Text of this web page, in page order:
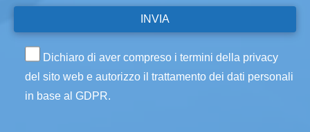
Dichiaro di aver compreso i termini della privacy
del sito web e autorizzo il trattamento dei dati personali
in base al GDPR.